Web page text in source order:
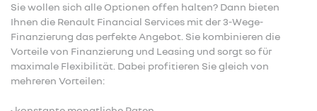
Sie wollen sich alle Optionen offen halten? Dann bieten
Ihnen die Renault Financial Services mit der 3-Wege-
Finanzierung das perfekte Angebot. Sie kombinieren die
Vorteile von Finanzierung und Leasing und sorgt so für
maximale Flexibilität. Dabei profitieren Sie gleich von
mehreren Vorteilen: